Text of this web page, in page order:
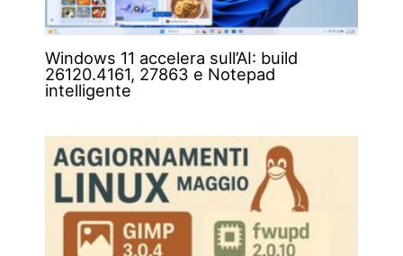
Windows 11 accelera sull’AI: build
26120.4161, 27863 e Notepad
intelligente